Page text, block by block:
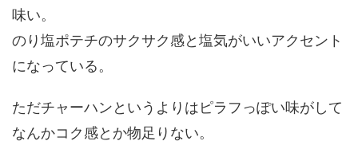
味い。
のり塩ポテチのサクサク感と塩気がいいアクセント
になっている。
ただチャーハンというよりはピラフっぽい味がして
なんかコク感とか物足りない。